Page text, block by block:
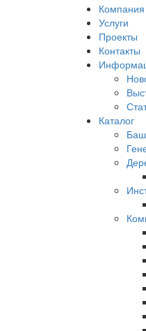
Компания
Услуги
Проекты
Контакты
Каталог